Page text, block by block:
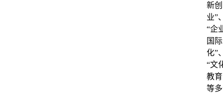
新创
业”
“企
国际
化”
“文
教
等